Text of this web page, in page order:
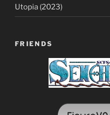
Utopia (2023)
FRIENDS